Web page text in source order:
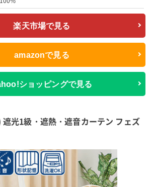
楽天市場で見る
amazonで見る
ショッピングで見る
光1級・遮熱・遮音カーテン フェズ